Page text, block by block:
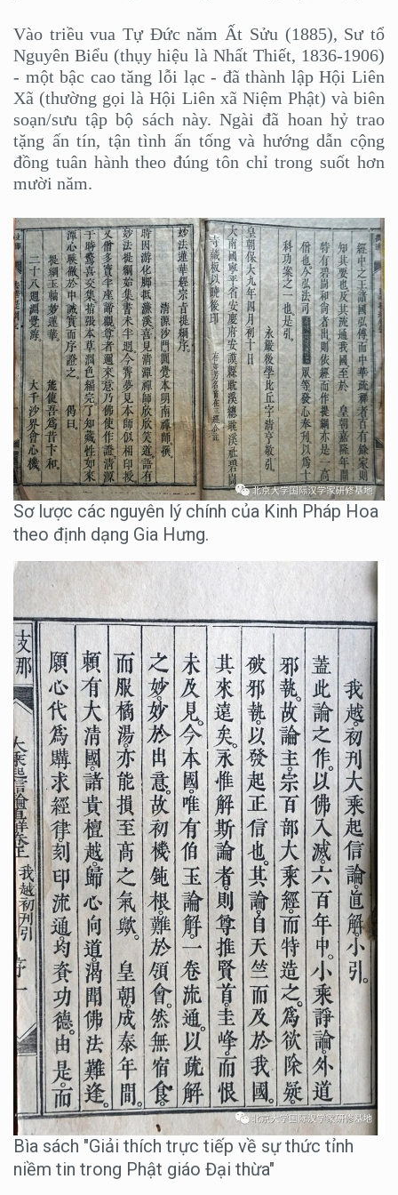
Vào triều vua Tự Đức năm Ất Sửu (1885), Sư tổ
Nguyên Biểu (thụy hiệu là Nhất Thiết, 1836-1906)
- một bậc cao tăng lỗi lạc - đã thành lập Hội Liên
Xã (thường gọi là Hội Liên xã Niệm Phật) và biên
soạn/sưu tập bộ sách này. Ngài đã hoan hỷ trao
tặng ấn tín, tận tình ấn tống và hướng dẫn cộng
đồng tuân hành theo đúng tôn chỉ trong suốt hơn
mười năm.
Sơ lược các nguyên lý chính của Kinh Pháp Hoa
theo định dạng Gia Hưng.
Bìa sách "Giải thích trực tiếp về sự thức tỉnh
niềm tin trong Phật giáo Đại thừa"